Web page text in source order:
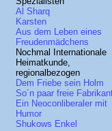
Al Sharq
Karsten
Aus dem Leben eines
Freudenmädchens
Nochmal Internationale
Heimatkunde,
regionalbezogen
Dem Friebe sein Holm
So´n paar freie
Ein Neoconliberaler mit
Humor
Shukows Enkel